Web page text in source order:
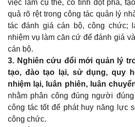
việc làm cụ thể, có tính đột phá,
quả rõ rệt trong công tác quản lý
tác đánh giá cán bộ, công chức;
nhiệm vụ làm căn cứ để đánh giá
cán bộ.
3. Nghiên cứu đổi mới quản lý
tạo, đào tạo lại, sử dụng, quy
nhiệm lại, luân phiên, luân
nhằm phân công đúng người
công tác tốt để phát huy năng lực
công chức.